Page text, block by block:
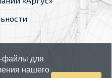
файлы для
нашего